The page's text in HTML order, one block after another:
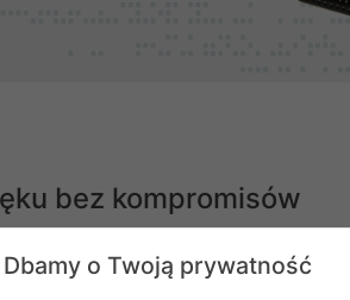
bez kompromisów
najwyższej jakości zarówno w
Dbamy o Twoją prywatność